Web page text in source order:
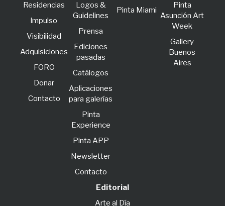
Residencias
lmpulso
Visibilidad
Adquisiciones
FORO
Donar
Contacto
Logos &
Guidelines
Prensa
Ediciones
pasadas
Catálogos
Aplicaciones
para galerías
Pinta
Experience
Pinta APP
Newsletter
Contacto
Pinta Miami
Pinta
Asunción Art
Week
Gallery
Buenos
Aires
Editorial
Arte al Día